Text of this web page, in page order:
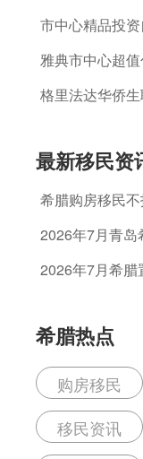
市中心精品投
雅典市中心超
格里法达华侨
最新移民资
希腊购房移民
2026年7月青岛
的坑？
2026年7月希腊
希腊热点
购房移民
移民资讯